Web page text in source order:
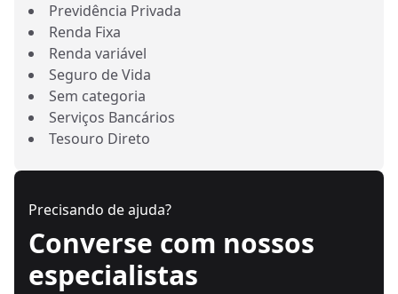
Previdência Privada
Renda Fixa
Renda variável
Seguro de Vida
Sem categoria
Serviços Bancários
Tesouro Direto
Precisando de ajuda?
Converse com nossos
especialistas